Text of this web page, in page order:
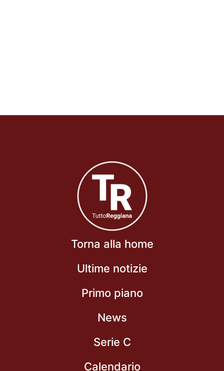
Torna alla home
Ultime notizie
Primo piano
News
Serie C
Calendario